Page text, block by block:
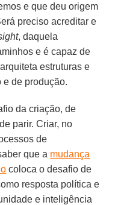
e que deu origem
preciso acreditar e
, daquela
e é capaz de
estruturas e
e de produção.
da criação, de
parir. Criar, no
de
que a mudança
coloca o desafio de
resposta política e
e inteligência